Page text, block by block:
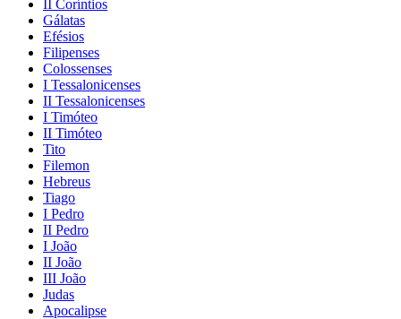
II Coríntios
Gálatas
Efésios
Filipenses
Colossenses
I Tessalonicenses
II Tessalonicenses
I Timóteo
II Timóteo
Tito
Filemon
Hebreus
Tiago
I Pedro
II Pedro
I João
II João
III João
Judas
Apocalipse